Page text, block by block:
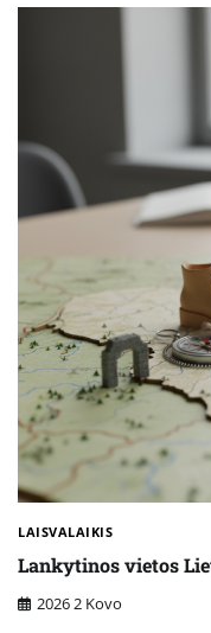
LAISVALAIKIS
Lankytinos vietos
2026 2 Kovo